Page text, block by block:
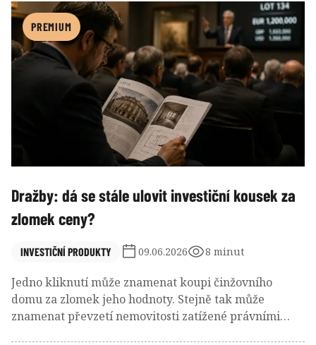
středních kapitalizací se zohledněním likvidity a
faktorů udržitelnosti ESG. I když toto ETF vykazuje
vysokou volatilitu, může zaujmout dlouhodobé
růstově orientované investory, kteří chtějí profitovat z
očekávaného rozmachu výdajů na kybernetickou
PREMIUM
Dražby: dá se stále ulovit investiční kousek za
zlomek ceny?
INVESTIČNÍ PRODUKTY 09.06.2026 8 minut
Jedno kliknutí může znamenat koupi činžovního
domu za zlomek jeho hodnoty. Stejně tak může
znamenat převzetí nemovitosti zatížené právními